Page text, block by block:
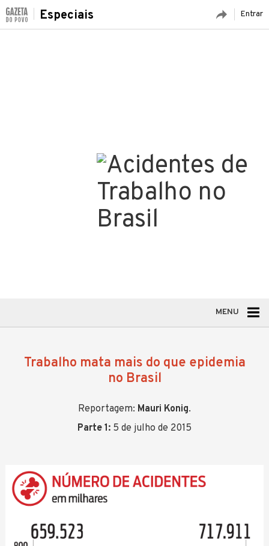
Entrar
Especiais
MENU
Trabalho mata mais do que epidemia
no Brasil
Reportagem: Mauri Konig.
Parte 1: 5 de julho de 2015